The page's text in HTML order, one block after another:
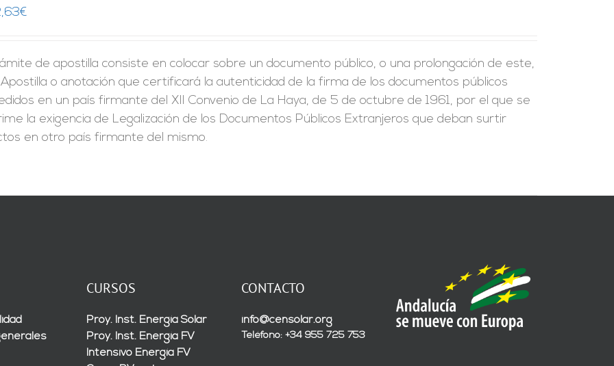
€
de apostilla consiste en colocar sobre un documento público, o una prolongación de este,
o anotación que certificará la autenticidad de la firma de los documentos públicos
en un país firmante del XII Convenio de La Haya, de 5 de octubre de 1961, por el que se
la exigencia de Legalización de los Documentos Públicos Extranjeros que deban surtir
en otro país firmante del mismo.
CURSOS
Proy. Inst. Energía Solar
Proy. Inst. Energía FV
Intensivo Energía FV
CONTACTO
info@censolar.org
Teléfono: +34 955 725 753